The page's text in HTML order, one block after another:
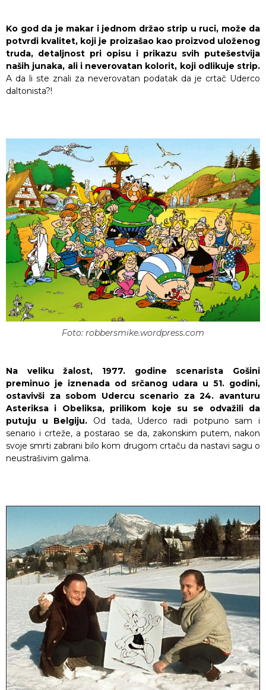
Ko god da je makar i jednom držao strip u ruci, može da
potvrdi kvalitet, koji je proizašao kao proizvod uloženog
truda, detaljnost pri opisu i prikazu svih putešestvija
naših junaka, ali i neverovatan kolorit, koji odlikuje strip.
A da li ste znali za neverovatan podatak da je crtač Uderco
daltonista?!
Foto: robbersmike.wordpress.com
Na veliku žalost, 1977. godine scenarista Gošini
preminuo je iznenada od srčanog udara u 51. godini,
ostavivši za sobom Udercu scenario za 24. avanturu
Asteriksa i Obeliksa, prilikom koje su se odvažili da
putuju u Belgiju. Od tada, Uderco radi potpuno sam i
senario i crteže, a postarao se da, zakonskim putem, nakon
svoje smrti zabrani bilo kom drugom crtaču da nastavi sagu o
neustrašivim galima.